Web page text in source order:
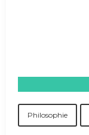
Philosophie